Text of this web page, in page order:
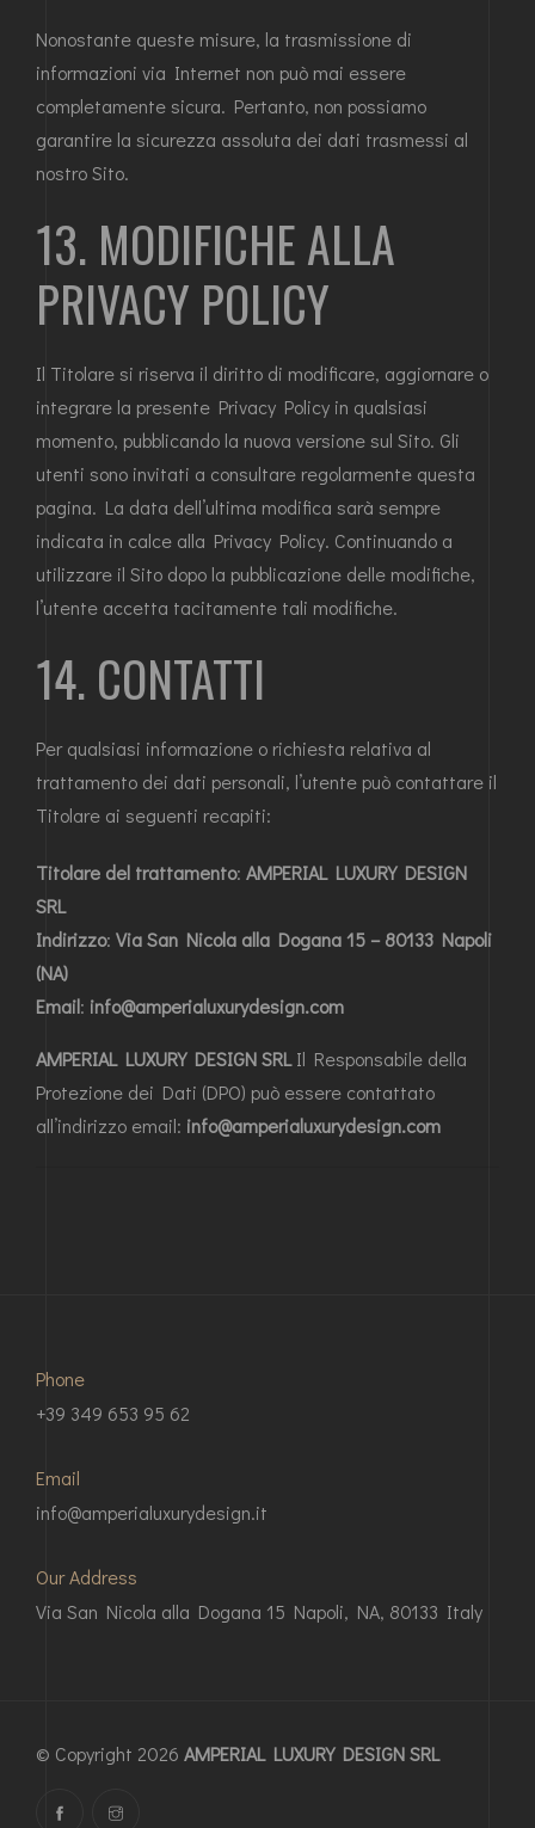
Nonostante queste misure, la trasmissione di
informazioni via Internet non può mai essere
completamente sicura. Pertanto, non possiamo
garantire la sicurezza assoluta dei dati trasmessi al
nostro Sito.
13. MODIFICHE ALLA
PRIVACY POLICY
Il Titolare si riserva il diritto di modificare, aggiornare o
integrare la presente Privacy Policy in qualsiasi
momento, pubblicando la nuova versione sul Sito. Gli
utenti sono invitati a consultare regolarmente questa
pagina. La data dell’ultima modifica sarà sempre
indicata in calce alla Privacy Policy. Continuando a
utilizzare il Sito dopo la pubblicazione delle modifiche,
l’utente accetta tacitamente tali modifiche.
14. CONTATTI
Per qualsiasi informazione o richiesta relativa al
trattamento dei dati personali, l’utente può contattare il
Titolare ai seguenti recapiti:
Titolare del trattamento: AMPERIAL LUXURY DESIGN
SRL
Indirizzo: Via San Nicola alla Dogana 15 – 80133 Napoli
(NA)
Email: info@amperialuxurydesign.com
AMPERIAL LUXURY DESIGN SRLIl Responsabile della
Protezione dei Dati (DPO) può essere contattato
all’indirizzo email: info@amperialuxurydesign.com
Phone
+39 349 653 95 62
Email
info@amperialuxurydesign.it
Our Address
Via San Nicola alla Dogana 15 Napoli, NA, 80133 Italy
© Copyright 2026 AMPERIAL LUXURY DESIGN SRL